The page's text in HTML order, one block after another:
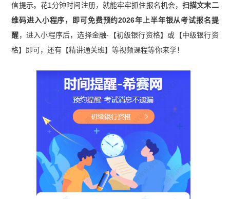
信提示。花1分钟时间注册，就能牢牢抓住报名机会，扫描文末二
维码进入小程序，即可免费预约2026年上半年银从考试报名提
醒，进入小程序后，选择金融-【初级银行资格】或【中级银行资
格】即可，还有【精讲通关班】等视频课程等你来学！